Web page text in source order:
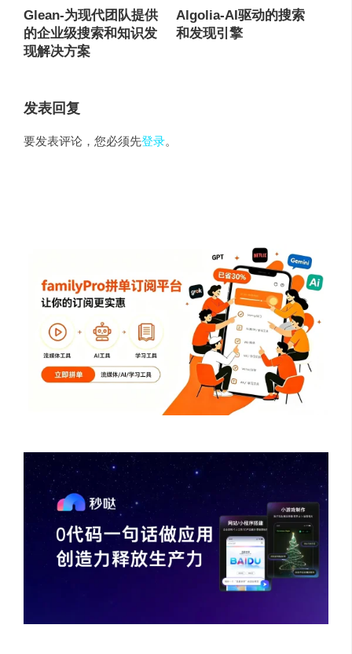
Glean-为现代团队提供
的企业级搜索和知识发
现解决方案
Algolia-AI驱动的搜索
和发现引擎
发表回复
要发表评论，您必须先登录。